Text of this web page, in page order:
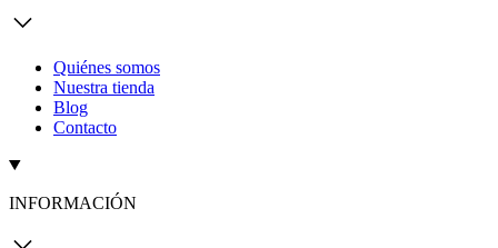
Quiénes somos
Nuestra tienda
Blog
Contacto
INFORMACIÓN